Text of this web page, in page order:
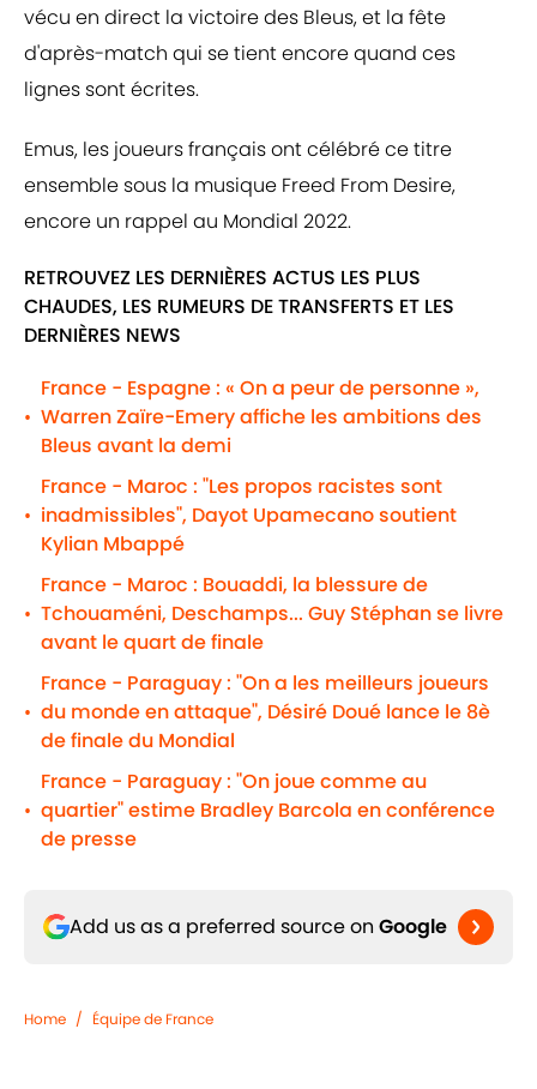
vécu en direct la victoire des Bleus, et la fête
d'après-match qui se tient encore quand ces
lignes sont écrites.
Emus, les joueurs français ont célébré ce titre
ensemble sous la musique Freed From Desire,
encore un rappel au Mondial 2022.
RETROUVEZ LES DERNIÈRES ACTUS LES PLUS
CHAUDES, LES RUMEURS DE TRANSFERTS ET LES
DERNIÈRES NEWS
•
France - Espagne : « On a peur de personne »,
Warren Zaïre-Emery affiche les ambitions des
Bleus avant la demi
•
France - Maroc : "Les propos racistes sont
inadmissibles", Dayot Upamecano soutient
Kylian Mbappé
•
France - Maroc : Bouaddi, la blessure de
Tchouaméni, Deschamps... Guy Stéphan se livre
avant le quart de finale
•
France - Paraguay : "On a les meilleurs joueurs
du monde en attaque", Désiré Doué lance le 8è
de finale du Mondial
•
France - Paraguay : "On joue comme au
quartier" estime Bradley Barcola en conférence
de presse
Add us as a preferred source on Google
Home / Équipe de France